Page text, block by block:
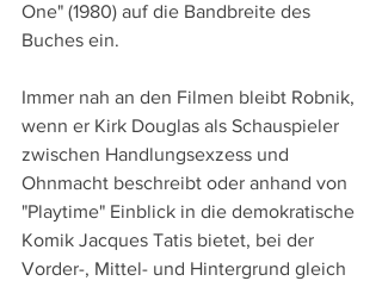
One" (1980) auf die Bandbreite des
Buches ein.
Immer nah an den Filmen bleibt Robnik,
wenn er Kirk Douglas als Schauspieler
zwischen Handlungsexzess und
Ohnmacht beschreibt oder anhand von
"Playtime" Einblick in die demokratische
Komik Jacques Tatis bietet, bei der
Vorder-, Mittel- und Hintergrund gleich